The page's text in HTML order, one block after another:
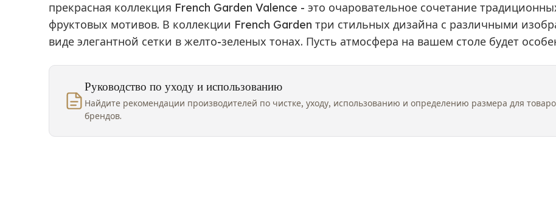
прекрасная коллекция French Garden Valence - это очаровательное сочетание
фруктовых мотивов. В коллекции French Garden три стильных дизайна с различными
виде элегантной сетки в желто-зеленых тонах. Пусть атмосфера на вашем столе будет
Руководство по уходу и использованию
Найдите рекомендации производителей по чистке, уходу, использованию и определению размера для
брендов.